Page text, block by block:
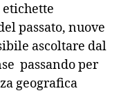
passato, nuove
ascoltare dal
passando per
geografica